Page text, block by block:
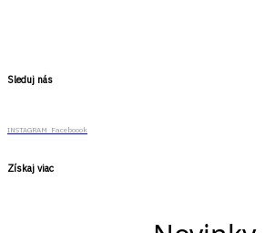
Sleduj nás
INSTAGRAM Faceboook
Získaj viac